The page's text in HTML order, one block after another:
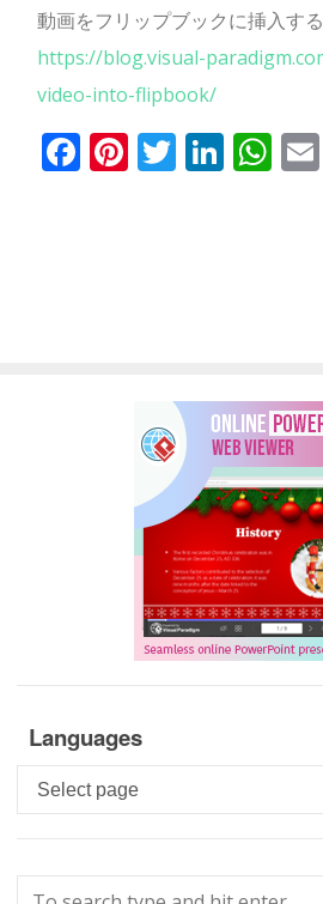
動画をフリップブックに挿入す
https://blog.visual-
video-into-flipbook/
Facebook
Pinterest
Twitter
Languages
Languages